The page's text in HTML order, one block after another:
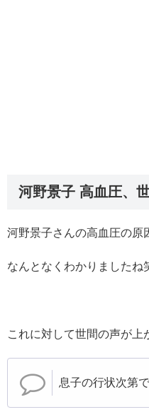
河野景子 高血圧、
河野景子さんの高血圧の原
なんとなくわかりましたね
これに対して世間の声が上
息子の行状次第